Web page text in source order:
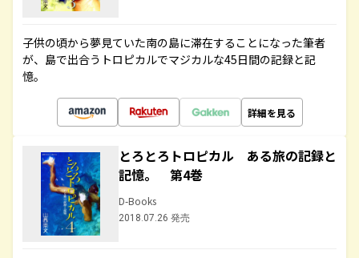
子供の頃から夢見ていた南の島に滞在することになった筆者
が、島で出合うトロピカルでマジカルな45日間の記録と記
憶。
詳細を見る
とろとろトロピカル ある旅の記録と
記憶。 第4巻
D-Books
2018.07.26 発売